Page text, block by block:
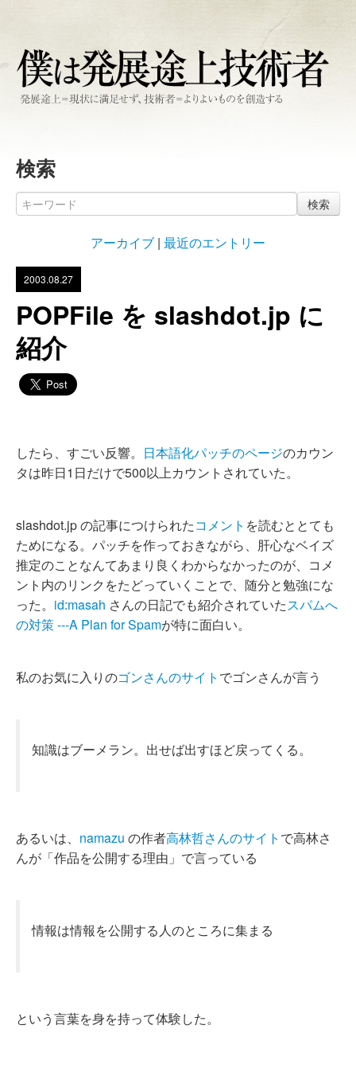
検索
検索
アーカイブ | 最近のエントリー
2003.08.27
POPFile を slashdot.jp に
紹介
したら、すごい反響。 日本語化パッチのページのカウン
タは昨日1日だけで500以上カウントされていた。
slashdot.jp の記事につけられたコメント を読むととても
ためになる。パッチを作っておきながら、肝心なベイズ
推定のことなんてあまり良くわからなかったのが、コメ
ント内のリンクをたどっていくことで、随分と勉強にな
った。 id:masah さんの日記でも紹介されていたスパムへ
の対策 ---A Plan for Spamが特に面白い。
私のお気に入りのゴンさんのサイト でゴンさんが言う
知識はブーメラン。出せば出すほど戻ってくる。
あるいは、 namazu の作者高林哲さんのサイト で高林さ
んが「作品を公開する理由」で言っている
情報は情報を公開する人のところに集まる
という言葉を身を持って体験した。